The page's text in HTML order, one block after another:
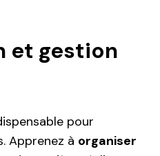
et gestion
pour
Apprenez à organiser